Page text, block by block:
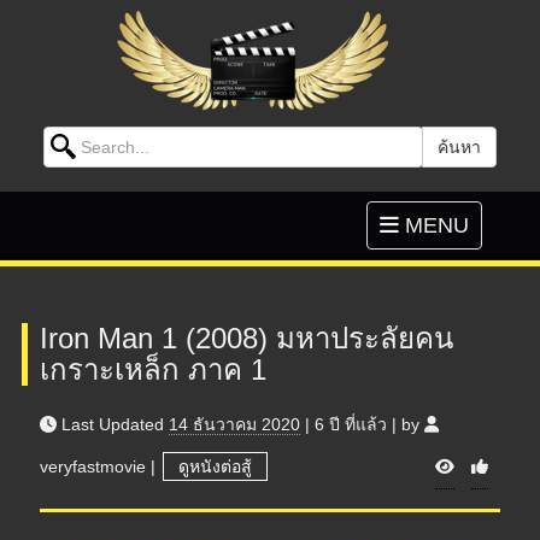
Search for: ค้นหา
Toggle
navigation
MENU
Iron Man 1 (2008) มหาประลัยคน
เกราะเหล็ก ภาค 1
Last Updated 14 ธันวาคม 2020 | 6 ปี ที่แล้ว | by
veryfastmovie | ดูหนังต่อสู้ V
i